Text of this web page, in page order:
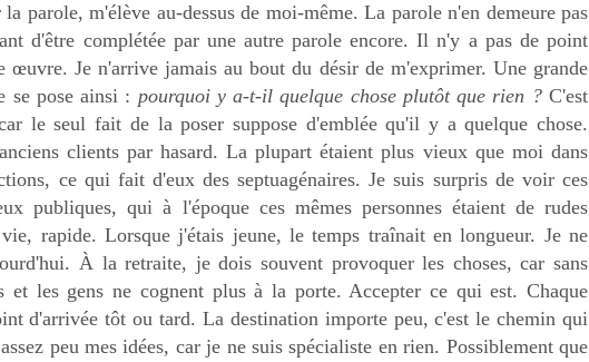
parole, m'élève au-dessus de moi-même. La parole n'en demeure pas
d'être complétée par une autre parole encore. Il n'y a pas de point
Je n'arrive jamais au bout du désir de m'exprimer. Une grande
se pose ainsi : pourquoi y a-t-il quelque chose plutôt que rien ?C'est
le seul fait de la poser suppose d'emblée qu'il y a quelque chose.
clients par hasard. La plupart étaient plus vieux que moi dans
ce qui fait d'eux des septuagénaires. Je suis surpris de voir ces
publiques, qui à l'époque ces mêmes personnes étaient de rudes
rapide. Lorsque j'étais jeune, le temps traînait en longueur. Je ne
À la retraite, je dois souvent provoquer les choses, car sans
et les gens ne cognent plus à la porte. Accepter ce qui est. Chaque
d'arrivée tôt ou tard. La destination importe peu, c'est le chemin qui
peu mes idées, car je ne suis spécialiste en rien. Possiblement que